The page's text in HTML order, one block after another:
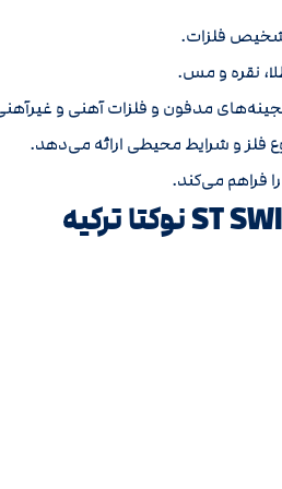
تشخیص فلزات.
نقره و مس.
مدفون و فلزات آهنی و
فراهم می‌کند.